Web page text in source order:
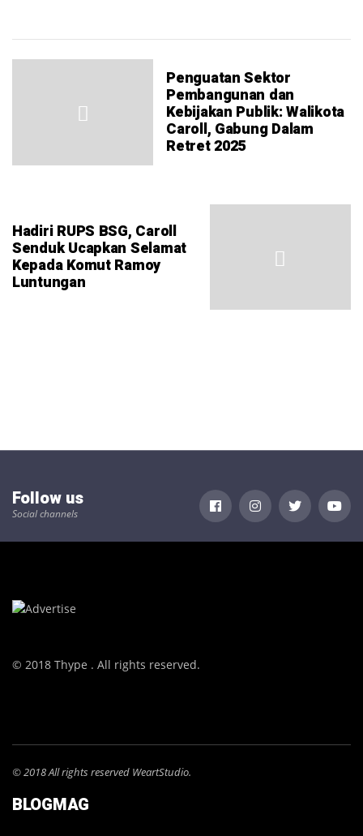
Penguatan Sektor
Pembangunan dan
Kebijakan Publik: Walikota
Caroll, Gabung Dalam
Retret 2025
Hadiri RUPS BSG, Caroll
Senduk Ucapkan Selamat
Kepada Komut Ramoy
Luntungan
Follow us
Social channels
© 2018 Thype . All rights reserved.
© 2018 All rights reserved WeartStudio.
BLOGMAG